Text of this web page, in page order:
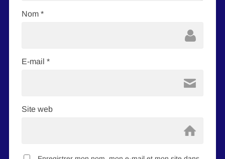
Nom *
E-mail *
Site web